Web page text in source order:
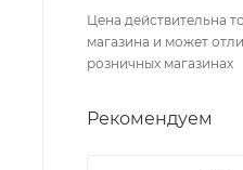
Цена действительна
магазина и может
розничных магазинах
Рекомендуем